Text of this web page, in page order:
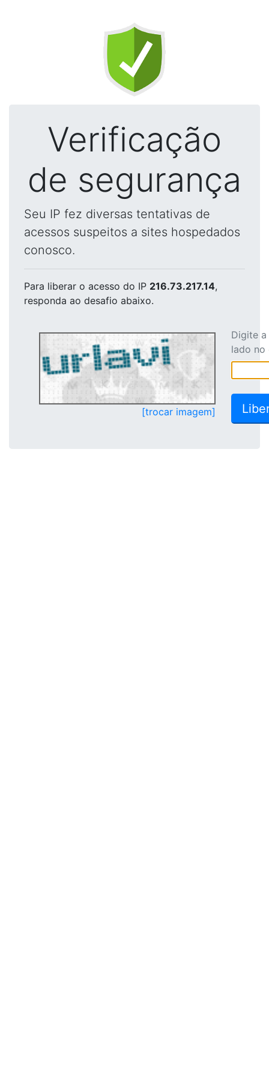
Verificação
de segurança
Seu IP fez diversas tentativas de
acessos suspeitos a sites hospedados
conosco.
Para liberar o acesso do IP 216.73.217.14,
responda ao desafio abaixo.
[trocar imagem]
Digite
lado no